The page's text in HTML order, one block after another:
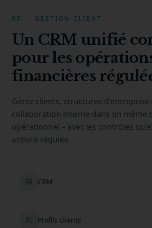
03 — GESTION CLIENT
Un CRM unifié
pour les
financières
Gérez clients, structures d'entreprise
collaboration interne dans un même
opérationnel – avec les contrôles
activité régulée.
CRM
Profils clients